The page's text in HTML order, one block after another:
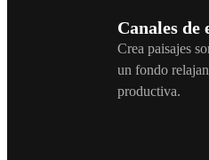
Canales de
Crea paisajes
un fondo
productiva.